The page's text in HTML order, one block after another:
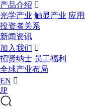
产品介绍 
光学产业 触显产业 应
投资者关系
新闻资讯
加入我们 
招贤纳士 员工福利
全球产业布局
EN 
JP